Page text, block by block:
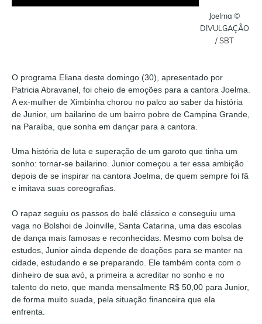
Joelma ©
DIVULGAÇÃO
/ SBT
O programa Eliana deste domingo (30), apresentado por
Patricia Abravanel, foi cheio de emoções para a cantora Joelma.
A ex-mulher de Ximbinha chorou no palco ao saber da história
de Junior, um bailarino de um bairro pobre de Campina Grande,
na Paraíba, que sonha em dançar para a cantora.
Uma história de luta e superação de um garoto que tinha um
sonho: tornar-se bailarino. Junior começou a ter essa ambição
depois de se inspirar na cantora Joelma, de quem sempre foi fã
e imitava suas coreografias.
O rapaz seguiu os passos do balé clássico e conseguiu uma
vaga no Bolshoi de Joinville, Santa Catarina, uma das escolas
de dança mais famosas e reconhecidas. Mesmo com bolsa de
estudos, Junior ainda depende de doações para se manter na
cidade, estudando e se preparando. Ele também conta com o
dinheiro de sua avó, a primeira a acreditar no sonho e no
talento do neto, que manda mensalmente R$ 50,00 para Junior,
de forma muito suada, pela situação financeira que ela
enfrenta.